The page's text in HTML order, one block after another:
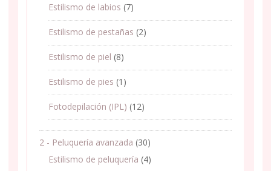
Estilismo de labios (7)
Estilismo de pestañas (2)
Estilismo de piel (8)
Estilismo de pies (1)
Fotodepilación (IPL) (12)
2 - Peluquería avanzada (30)
Estilismo de peluquería (4)